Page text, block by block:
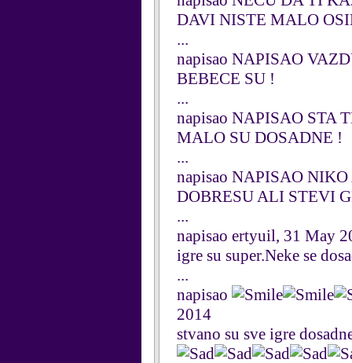
DAVI NISTE MALO
...
napisao NAPISAO
BEBECE SU !
...
napisao NAPISAO STA
MALO SU DOSADNE !
...
napisao NAPISAO
DOBRESU ALI STEVI
...
napisao ertyuil, 31 May
igre su super.Neke se
...
napisao
2014
stvano su sve igre